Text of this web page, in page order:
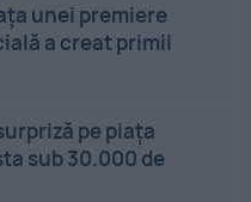
unei premiere
a creat primii
pe piața
sub 30.000 de